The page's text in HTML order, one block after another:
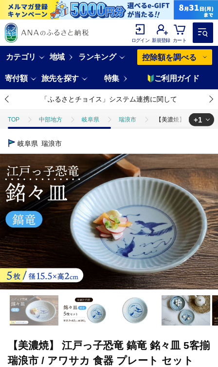
ログイン 新規登録 カート
カテゴリ 地域 ランキング 控除額を調べる
寄付額 旅先を探す 特集 ご利用ガイド
「ふるさとチョイス」システム連携に関して
TOP 中部地方 岐阜県 瑞浪市 【美濃焼】 江戸っ子
TOP
+1
岐阜県 瑞浪市
【美濃焼】 江戸っ子恐竜 鎬竜 銘々皿 5客揃
瑞浪市 / アワサカ 食器 プレート セット